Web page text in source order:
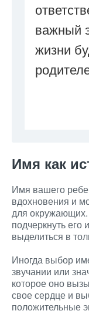
важный
жизни
Имя как
Имя вашего
вдохновения и
для
подчеркнуть его
выделиться в
Иногда выбор
звучании или
которое оно
свое сердце и
положительные